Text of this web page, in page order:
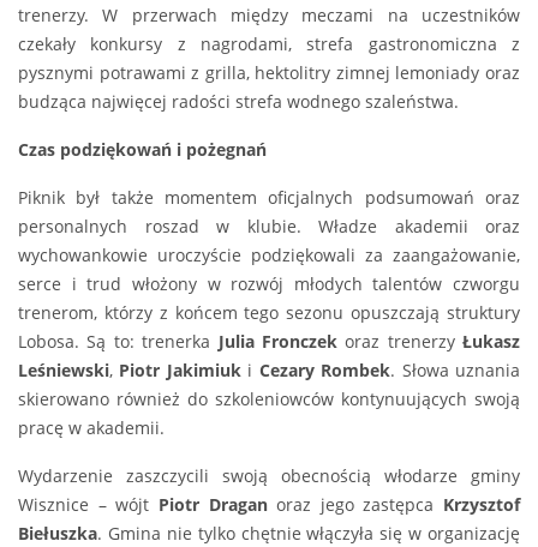
trenerzy. W przerwach między meczami na uczestników
czekały konkursy z nagrodami, strefa gastronomiczna z
pysznymi potrawami z grilla, hektolitry zimnej lemoniady oraz
budząca najwięcej radości strefa wodnego szaleństwa.
Czas podziękowań i pożegnań
Piknik był także momentem oficjalnych podsumowań oraz
personalnych roszad w klubie. Władze akademii oraz
wychowankowie uroczyście podziękowali za zaangażowanie,
serce i trud włożony w rozwój młodych talentów czworgu
trenerom, którzy z końcem tego sezonu opuszczają struktury
Lobosa. Są to: trenerka Julia Fronczekoraz trenerzy Łukasz
Leśniewski, Piotr Jakimiuki Cezary Rombek. Słowa uznania
skierowano również do szkoleniowców kontynuujących swoją
pracę w akademii.
Wydarzenie zaszczycili swoją obecnością włodarze gminy
Wisznice – wójt Piotr Draganoraz jego zastępca Krzysztof
Biełuszka. Gmina nie tylko chętnie włączyła się w organizację